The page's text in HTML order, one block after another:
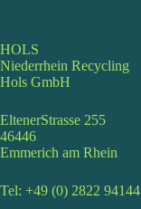
HOLS
Niederrhein Recycling
Hols GmbH
EltenerStrasse 255
46446
Emmerich am Rhein
Tel: +49 (0) 2822 94144